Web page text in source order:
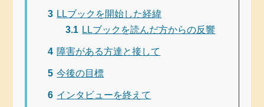
3 LLブックを開始した経緯
3.1 LLブックを読んだ方からの反響
4 障害がある方達と接して
5 今後の目標
6 インタビューを終えて